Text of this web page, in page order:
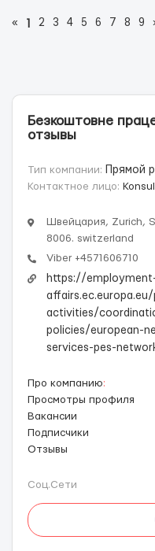
« 2 3 4 5 6 7 8 9
Безкоштовне
отзывы
Тип компании:
Прямой
Контактное лицо:
Швейцария, Zurich,
8006. switzerland
Viber +4571606710
https://
activities/
policies/european-
services-pes-
Про компанию:
Просмотры профиля
Вакансии
Подписчики
Отзывы
Соц.Сети